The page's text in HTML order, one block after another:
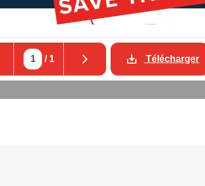
/ 1 Télécharger